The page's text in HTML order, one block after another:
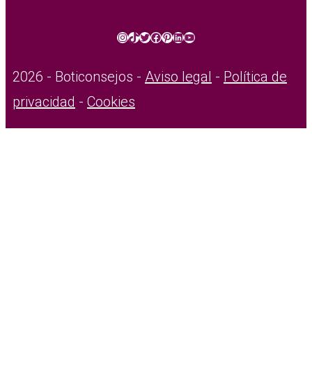
Instagram
TikTok
Twitter
Facebook
Pinterest
LinkedIn
YouTube
2026 - Boticonsejos - Aviso legal - Política de
privacidad - Cookies